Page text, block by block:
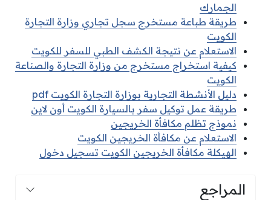
الجمارك
طريقة طباعة مستخرج سجل تجاري وزارة التجارة
الكويت
الاستعلام عن نتيجة الكشف الطبي للسفر للكويت
كيفية استخراج مستخرج من وزارة التجارة والصناعة
الكويت
دليل الأنشطة التجارية بوزارة التجارة الكويت pdf
طريقة عمل توكيل سفر بالسيارة الكويت أون لاين
نموذج تظلم مكافأة الخريجين
الاستعلام عن مكافأة الخريجين الكويت
الهيكلة مكافأة الخريجين الكويت تسجيل دخول
المراجع